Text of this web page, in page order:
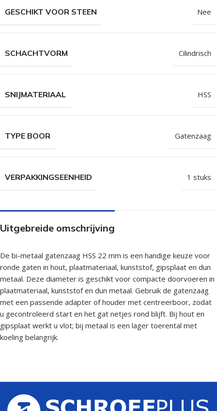
GESCHIKT VOOR STEEN Nee
SCHACHTVORM Cilindrisch
SNIJMATERIAAL HSS
TYPE BOOR Gatenzaag
VERPAKKINGSEENHEID 1 stuks
Uitgebreide omschrijving
De bi-metaal gatenzaag HSS 22 mm is een handige keuze voor
ronde gaten in hout, plaatmateriaal, kunststof, gipsplaat en dun
metaal. Deze diameter is geschikt voor compacte doorvoeren in
plaatmateriaal, kunststof en dun metaal. Gebruik de gatenzaag
met een passende adapter of houder met centreerboor, zodat
u gecontroleerd start en het gat netjes rond blijft. Bij hout en
gipsplaat werkt u vlot; bij metaal is een lager toerental met
koeling belangrijk.